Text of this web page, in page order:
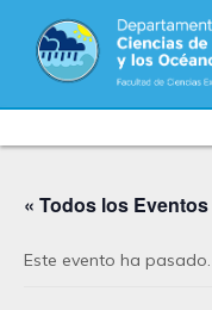
« Todos los Eventos
Este evento ha pasado.